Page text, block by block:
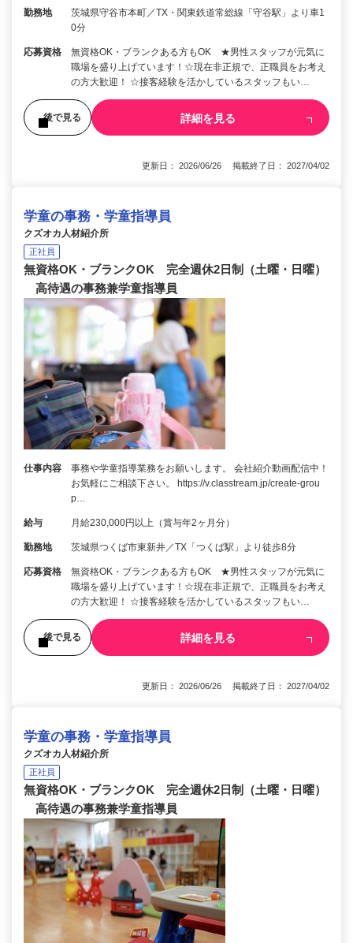
勤務地
茨城県守谷市本町／TX・関東鉄道常総線「守谷駅」より車1
0分
応募資格
無資格OK・ブランクある方もOK ★男性スタッフが元気に
職場を盛り上げています！☆現在非正規で、正職員をお考え
の方大歓迎！ ☆接客経験を活かしているスタッフもい…
後で見る 詳細を見る
更新日： 2026/06/26 掲載終了日： 2027/04/02
学童の事務・学童指導員
クズオカ人材紹介所
正社員
無資格OK・ブランクOK 完全週休2日制（土曜・日曜）
高待遇の事務兼学童指導員
仕事内容
事務や学童指導業務をお願いします。 会社紹介動画配信中！
お気軽にご相談下さい。 https://v.classtream.jp/create-grou
p…
給与 月給230,000円以上（賞与年2ヶ月分）
勤務地 茨城県つくば市東新井／TX「つくば駅」より徒歩8分
応募資格
無資格OK・ブランクある方もOK ★男性スタッフが元気に
職場を盛り上げています！☆現在非正規で、正職員をお考え
の方大歓迎！ ☆接客経験を活かしているスタッフもい…
後で見る 詳細を見る
更新日： 2026/06/26 掲載終了日： 2027/04/02
学童の事務・学童指導員
クズオカ人材紹介所
正社員
無資格OK・ブランクOK 完全週休2日制（土曜・日曜）
高待遇の事務兼学童指導員